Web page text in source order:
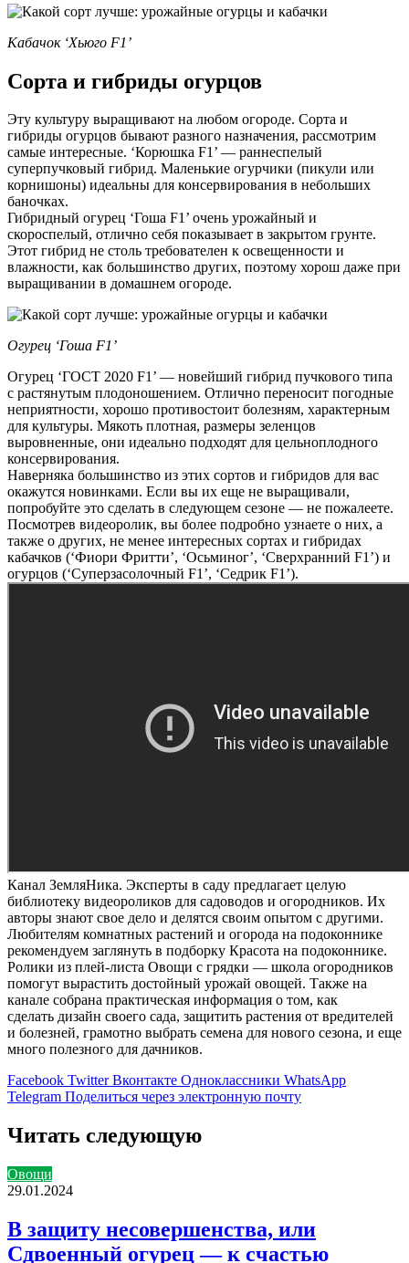
Кабачок ‘Хьюго F1’
Сорта и гибриды огурцов
Эту культуру выращивают на любом огороде. Сорта и
гибриды огурцов бывают разного назначения, рассмотрим
самые интересные. ‘Корюшка F1’ — раннеспелый
суперпучковый гибрид. Маленькие огурчики (пикули или
корнишоны) идеальны для консервирования в небольших
баночках.
Гибридный огурец ‘Гоша F1’ очень урожайный и
скороспелый, отлично себя показывает в закрытом грунте.
Этот гибрид не столь требователен к освещенности и
влажности, как большинство других, поэтому хорош даже при
выращивании в домашнем огороде.
Огурец ‘Гоша F1’
Огурец ‘ГОСТ 2020 F1’ — новейший гибрид пучкового типа
с растянутым плодоношением. Отлично переносит погодные
неприятности, хорошо противостоит болезням, характерным
для культуры. Мякоть плотная, размеры зеленцов
выровненные, они идеально подходят для цельноплодного
консервирования.
Наверняка большинство из этих сортов и гибридов для вас
окажутся новинками. Если вы их еще не выращивали,
попробуйте это сделать в следующем сезоне — не пожалеете.
Посмотрев видеоролик, вы более подробно узнаете о них, а
также о других, не менее интересных сортах и гибридах
кабачков (‘Фиори Фритти’, ‘Осьминог’, ‘Сверхранний F1’) и
огурцов (‘Суперзасолочный F1’, ‘Седрик F1’).
Канал ЗемляНика. Эксперты в саду предлагает целую
библиотеку видеороликов для садоводов и огородников. Их
авторы знают свое дело и делятся своим опытом с другими.
Любителям комнатных растений и огорода на подоконнике
рекомендуем заглянуть в подборку Красота на подоконнике.
Ролики из плей-листа Овощи с грядки — школа огородников
помогут вырастить достойный урожай овощей. Также на
канале собрана практическая информация о том, как
сделать дизайн своего сада, защитить растения от вредителей
и болезней, грамотно выбрать семена для нового сезона, и еще
много полезного для дачников.
Facebook Twitter Вконтакте Одноклассники WhatsApp
Telegram Поделиться через электронную почту
Читать следующую
Овощи
29.01.2024
В защиту несовершенства, или
Сдвоенный огурец — к счастью